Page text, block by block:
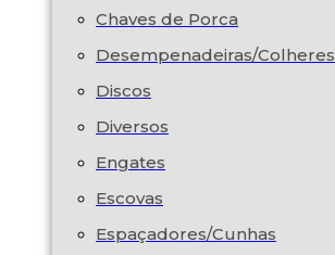
Chaves de Porca
Desempenadeiras/Colheres
Discos
Diversos
Engates
Escovas
Espaçadores/Cunhas